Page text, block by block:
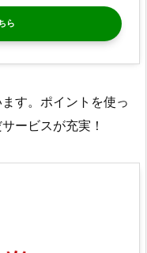
す。ポイントを使っ
ービスが充実！